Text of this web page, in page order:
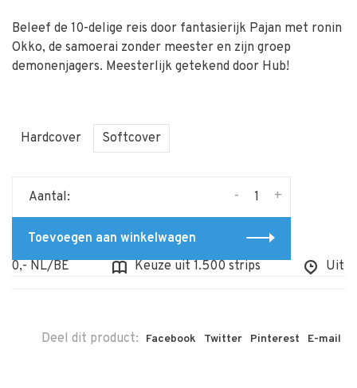
Beleef de 10-delige reis door fantasierijk Pajan met ronin
Okko, de samoerai zonder meester en zijn groep
demonenjagers. Meesterlijk getekend door Hub!
Hardcover Softcover
Aantal: +
-
Toevoegen aan winkelwagen
NL/BE
Keuze uit 1.500 strips Uit
Deel dit product: Facebook Twitter Pinterest E-mail